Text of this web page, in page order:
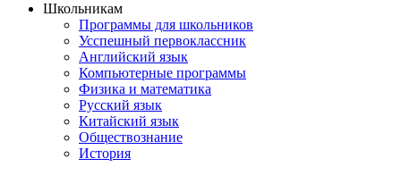
Школьникам
Программы для школьников
Усспешный первоклассник
Английский язык
Компьютерные программы
Физика и математика
Русский язык
Китайский язык
Обществознание
История